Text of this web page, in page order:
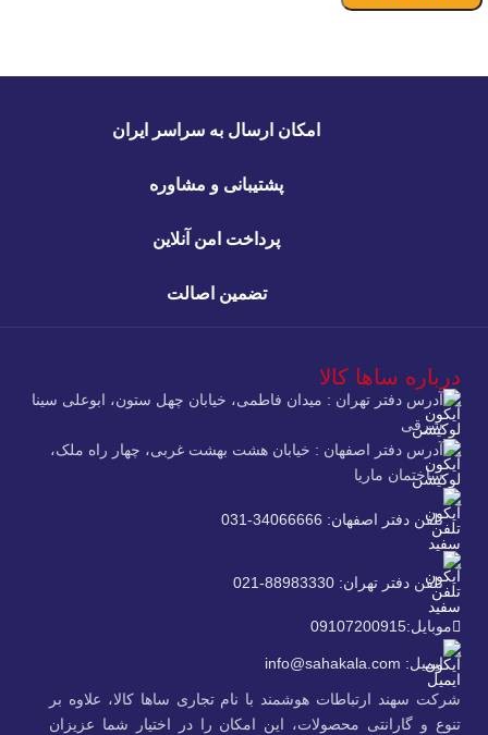
امکان ارسال به سراسر ایران
پشتیبانی و مشاوره
پرداخت امن آنلاین
تضمین اصالت
درباره ساها کالا
آدرس دفتر تهران : میدان فاطمی، خیابان چهل ستون، ابوعلی سینا
شرقی
آدرس دفتر اصفهان : خیابان هشت بهشت غربی، چهار راه ملک،
ساختمان ماریا
تلفن دفتر اصفهان: 34066666-031
تلفن دفتر تهران: 88983330-021
موبایل:09107200915
ایمیل: info@sahakala.com
شرکت سهند ارتباطات هوشمند با نام تجاری ساها کالا، علاوه‌ بر
تنوع و گارانتی محصولات، این امکان را در اختیار شما عزیزان